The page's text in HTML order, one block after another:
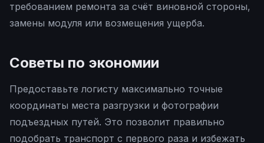
требованием ремонта за счёт виновной стороны,
замены модуля или возмещения ущерба.
Советы по экономии
Предоставьте логисту максимально точные
координаты места разгрузки и фотографии
подъездных путей. Это позволит правильно
подобрать транспорт с первого раза и избежать